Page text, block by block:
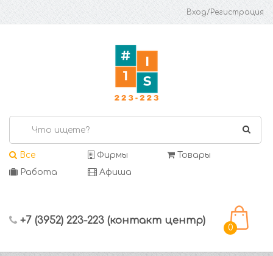
Вход/Регистрация
Все Фирмы
Товары
Работа
Афиша
+7 (3952) 223-223 (контакт центр)
0